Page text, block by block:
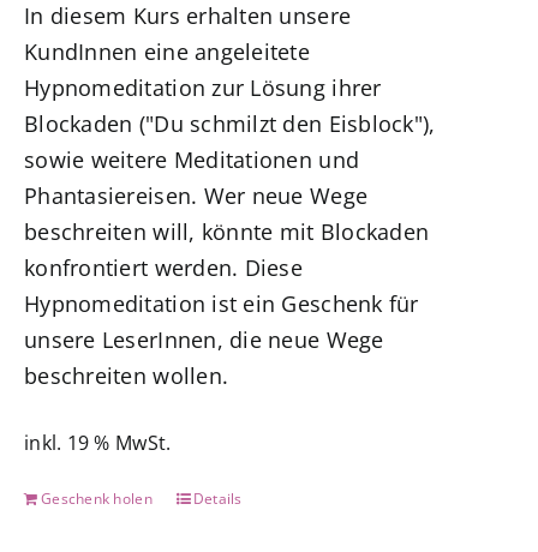
7,77 €0,00 €.
In diesem Kurs erhalten unsere
KundInnen eine angeleitete
Hypnomeditation zur Lösung ihrer
Blockaden ("Du schmilzt den Eisblock"),
sowie weitere Meditationen und
Phantasiereisen. Wer neue Wege
beschreiten will, könnte mit Blockaden
konfrontiert werden. Diese
Hypnomeditation ist ein Geschenk für
unsere LeserInnen, die neue Wege
beschreiten wollen.
inkl. 19 % MwSt.
Geschenk holen Details